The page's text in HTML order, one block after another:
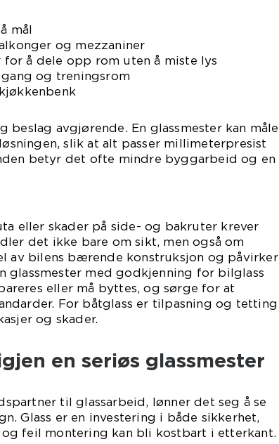
mål
og mezzaniner
for å dele opp rom uten å miste lys
og treningsrom
beslag avgjørende. En glassmester kan måle
slik at alt passer millimeterpresist
betyr det ofte mindre byggarbeid og en
eller skader på side- og bakruter krever
det ikke bare om sikt, men også om
av bilens bærende konstruksjon og påvirker
glassmester med godkjenning for bilglass
eller må byttes, og sørge for at
For båtglass er tilpasning og tetting
og skader.
en seriøs glassmester
til glassarbeid, lønner det seg å se
Glass er en investering i både sikkerhet,
feil montering kan bli kostbart i etterkant.